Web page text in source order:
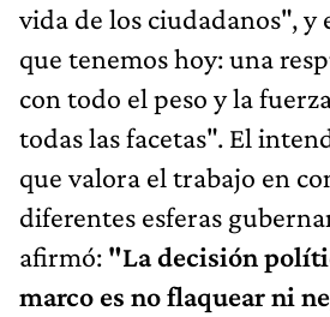
vida de los ciudadanos", y
que tenemos hoy: una
con todo el peso y la
todas las facetas". El
que valora el trabajo en
diferentes esferas
afirmó: "La decisión
marco es no flaquear ni